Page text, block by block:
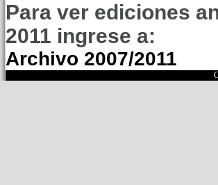
Para ver ediciones
2011 ingrese a:
Archivo 2007/2011